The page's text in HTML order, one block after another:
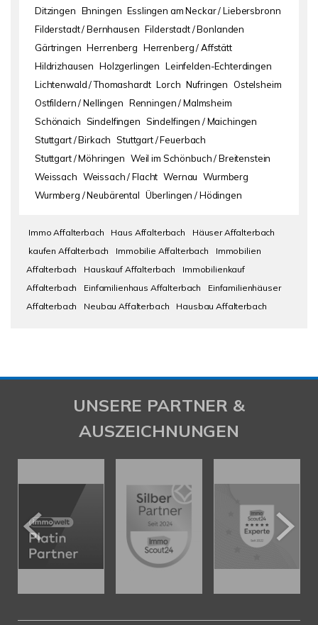
Ditzingen Ehningen Esslingen am Neckar / Liebersbronn
Filderstadt / Bernhausen Filderstadt / Bonlanden
Gärtringen Herrenberg Herrenberg / Affstätt
Hildrizhausen Holzgerlingen Leinfelden-Echterdingen
Lichtenwald / Thomashardt Lorch Nufringen
Ostelsheim
Ostfildern / Nellingen Renningen / Malmsheim
Schönaich Sindelfingen Sindelfingen / Maichingen
Stuttgart / Birkach Stuttgart / Feuerbach
Stuttgart / Möhringen Weil im Schönbuch / Breitenstein
Weissach Weissach / Flacht Wernau Wurmberg
Wurmberg / Neubärental Überlingen / Hödingen
Immo Affalterbach Haus Affalterbach
Häuser Affalterbach
kaufen Affalterbach
Immobilie Affalterbach
Immobilien
Affalterbach
Hauskauf Affalterbach
Immobilienkauf
Affalterbach
Einfamilienhaus Affalterbach
Einfamilienhäuser
Affalterbach
Neubau Affalterbach Hausbau Affalterbach
UNSERE PARTNER &
AUSZEICHNUNGEN